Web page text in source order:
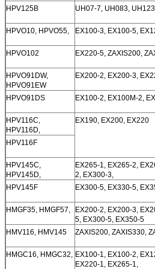
HPV125B UH07-7, UH083,
HPVO10, HPVO55, EX100-3, EX100-5,
HPVO102 EX220-5, ZAXIS200,
HPVO91DW,
HPVO91EW
EX200-2, EX200-3,
HPVO91DS EX100-2, EX100M-2,
HPV116C,
HPV116D,
EX190, EX200, EX220
HPV116F
HPV145C,
HPV145D,
EX265-1, EX265-2,
2, EX300-3,
HPV145F
EX300-5, EX330-5,
HMGF35, HMGF57,
EX200-2, EX200-3,
5, EX300-5, EX350-5
HMV116, HMV145
ZAXIS200, ZAXIS330,
HMGC16, HMGC32, EX100-1, EX100-2,
EX220-1, EX265-1,